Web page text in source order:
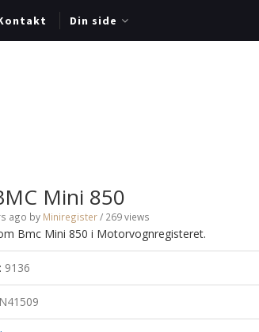
Din side
Mini 850
ago by Miniregister/ 269 views
Bmc Mini 850 i Motorvognregisteret.
: 9136